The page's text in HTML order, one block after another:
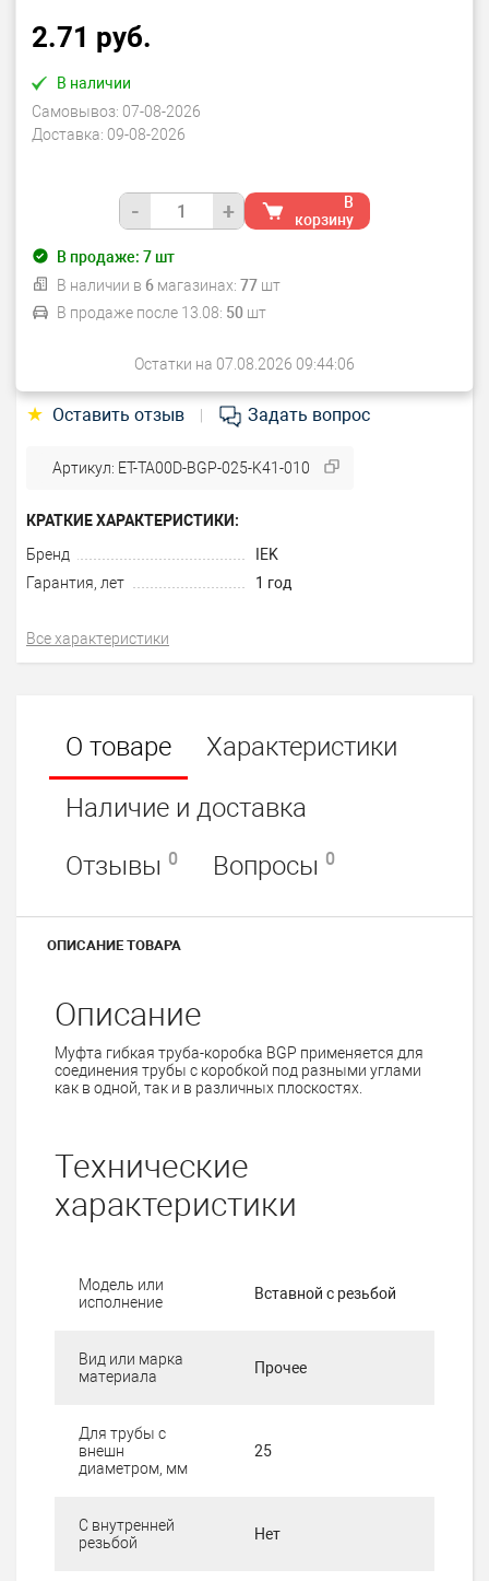
2.71 руб.
В наличии
Самовывоз: 07-08-2026
Доставка: 09-08-2026
- +
В
корзину
В продаже: 7шт
В наличии в 6 магазинах: 77шт
В продаже после 13.08: 50шт
Остатки на 07.08.2026 09:44:06
★ Оставить отзыв Задать вопрос
Артикул: ET-TA00D-BGP-025-K41-010
КРАТКИЕ ХАРАКТЕРИСТИКИ:
Бренд
IEK
Гарантия, лет
1 год
Все характеристики
О товаре
Характеристики
Наличие и доставка
Отзывы 0 Вопросы 0
ОПИСАНИЕ ТОВАРА
Описание
Муфта гибкая труба-коробка BGP применяется для
соединения трубы с коробкой под разными углами
как в одной, так и в различных плоскостях.
Технические
характеристики
Модель или
исполнение
Вставной с резьбой
Вид или марка
материала
Прочее
Для трубы с
внешн
диаметром, мм
25
С внутренней
резьбой
Нет